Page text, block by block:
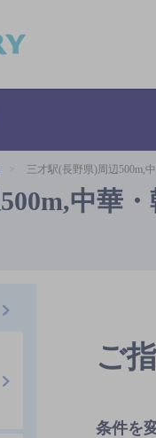
三才駅(長野県)周辺500m,
中華
ご
条件を